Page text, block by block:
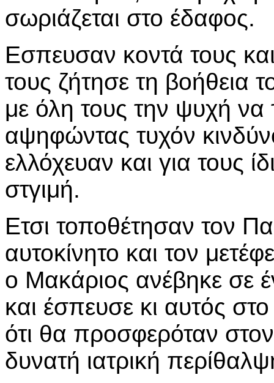
σωριάζεται στο έδαφος.
Εσπευσαν κοντά τους
τους ζήτησε τη βοήθεια
με όλη τους την ψυχή
αψηφώντας τυχόν
ελλόχευαν και για τους
στγιμή.
Ετσι τοποθέτησαν τον
αυτοκίνητο και τον
ο Μακάριος ανέβηκε σε
και έσπευσε κι αυτός
ότι θα προσφερόταν
δυνατή ιατρική